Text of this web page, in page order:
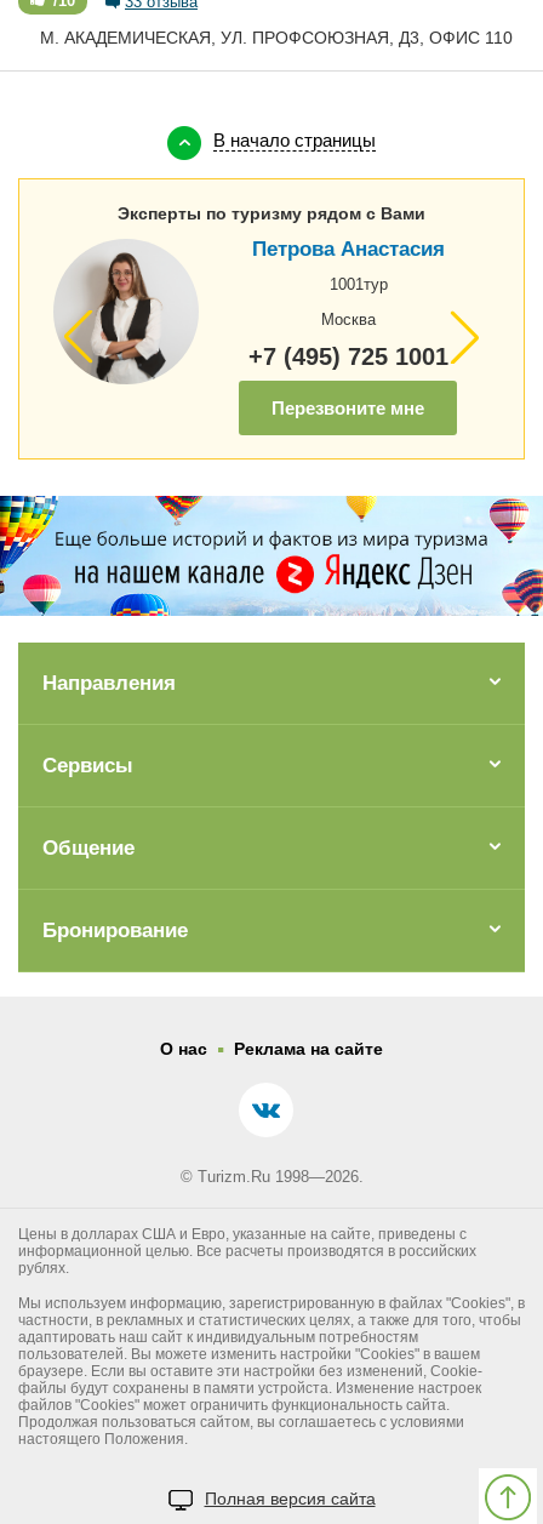
М. АКАДЕМИЧЕСКАЯ, УЛ. ПРОФСОЮЗНАЯ, Д3, ОФИС 110
В начало страницы
Эксперты по туризму рядом с Вами
Петрова Анастасия
1001тур
Москва
+7 (495) 725 1001
Перезвоните мне
Направления
Сервисы
Общение
Бронирование
О нас . Реклама на сайте
© Turizm.Ru 1998—2026.
Цены в долларах США и Евро, указанные на сайте, приведены с
информационной целью. Все расчеты производятся в российских
рублях.
Мы используем информацию, зарегистрированную в файлах "Cookies", в
частности, в рекламных и статистических целях, а также для того, чтобы
адаптировать наш сайт к индивидуальным потребностям
пользователей. Вы можете изменить настройки "Cookies" в вашем
браузере. Если вы оставите эти настройки без изменений, Cookie-
файлы будут сохранены в памяти устройста. Изменение настроек
файлов "Cookies" может ограничить функциональность сайта.
Продолжая пользоваться сайтом, вы соглашаетесь с условиями
настоящего Положения.
Полная версия сайта